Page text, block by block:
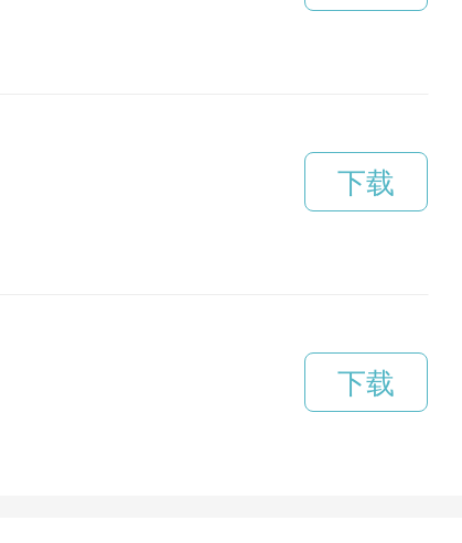
下载
下载